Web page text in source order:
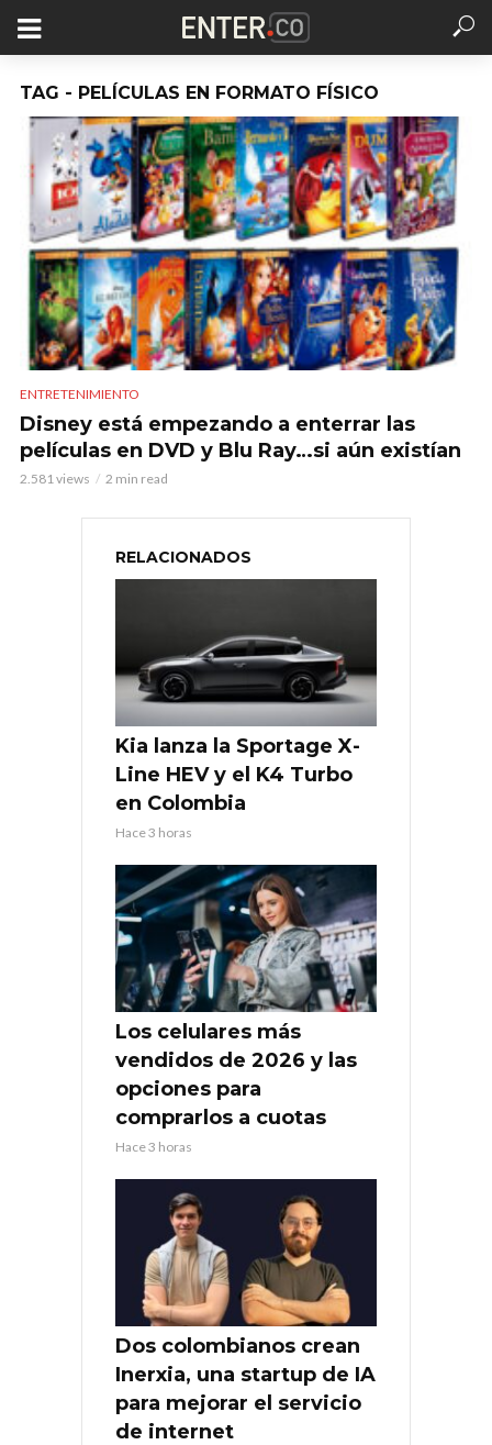
TAG - PELÍCULAS EN FORMATO FÍSICO
ENTRETENIMIENTO
Disney está empezando a enterrar las
películas en DVD y Blu Ray…si aún existían
2.581 views 2 min read
RELACIONADOS
Kia lanza la Sportage X-
Line HEV y el K4 Turbo
en Colombia
Hace 3 horas
Los celulares más
vendidos de 2026 y las
opciones para
comprarlos a cuotas
Hace 3 horas
Dos colombianos crean
Inerxia, una startup de IA
para mejorar el servicio
de internet